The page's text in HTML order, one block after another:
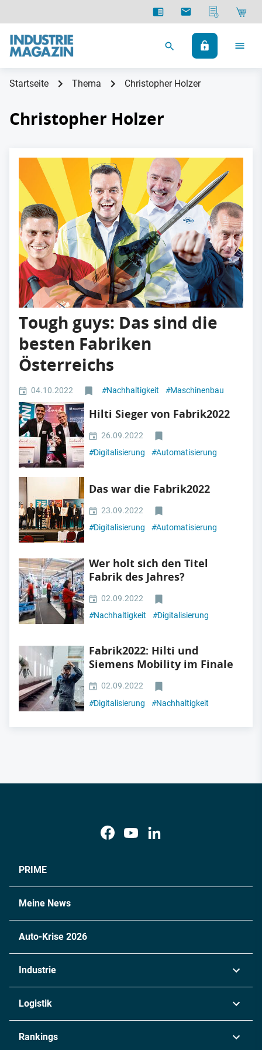
Startseite Thema Christopher Holzer
Christopher Holzer
Tough guys: Das sind die
besten Fabriken
Österreichs
04.10.2022 #Nachhaltigkeit #Maschinenbau
Hilti Sieger von Fabrik2022
26.09.2022
#Digitalisierung #Automatisierung
Das war die Fabrik2022
23.09.2022
#Digitalisierung #Automatisierung
Wer holt sich den Titel
Fabrik des Jahres?
02.09.2022
#Nachhaltigkeit #Digitalisierung
Fabrik2022: Hilti und
Siemens Mobility im Finale
02.09.2022
#Digitalisierung #Nachhaltigkeit
PRIME
Meine News
Auto-Krise 2026
Industrie
Chemie
Logistik
Rankings